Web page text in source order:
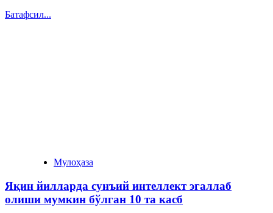
Батафсил...
Мулоҳаза
Яқин йилларда сунъий интеллект эгаллаб
олиши мумкин бўлган 10 та касб